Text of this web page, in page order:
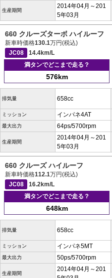
生産期間
2014年04月～201
5年03月
660 クルーズターボ ハイルーフ
新車時価格130.1万円(税込)
JC08
14.4km/L
満タンでどこまで走る？
576km
排気量 658cc
ミッション インパネ4AT
最大出力 64ps/5700rpm
生産期間
2014年04月～201
5年03月
660 クルーズ ハイルーフ
新車時価格112.1万円(税込)
JC08
16.2km/L
満タンでどこまで走る？
648km
排気量 658cc
ミッション インパネ5MT
最大出力 50ps/5700rpm
生産期間
2014年04月～201